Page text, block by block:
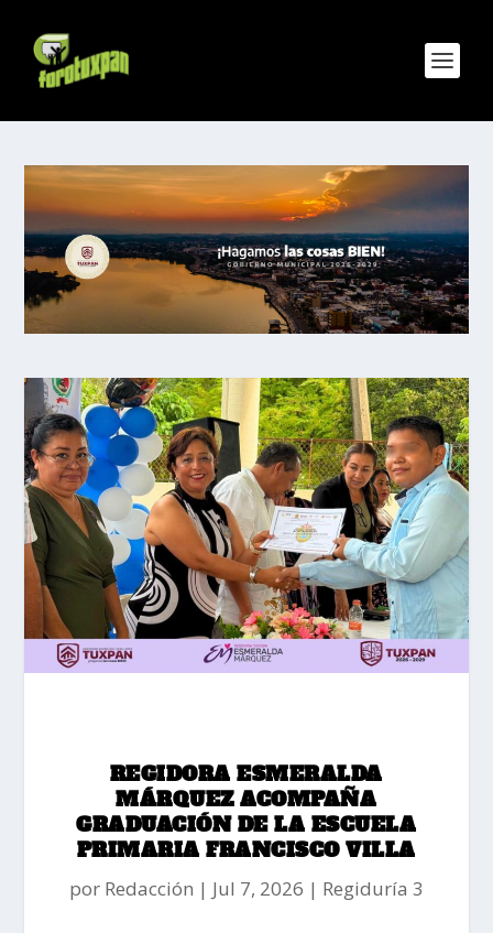
REGIDORA ESMERALDA
MÁRQUEZ ACOMPAÑA
GRADUACIÓN DE LA ESCUELA
PRIMARIA FRANCISCO VILLA
por Redacción Jul 7, 2026 Regiduría 3